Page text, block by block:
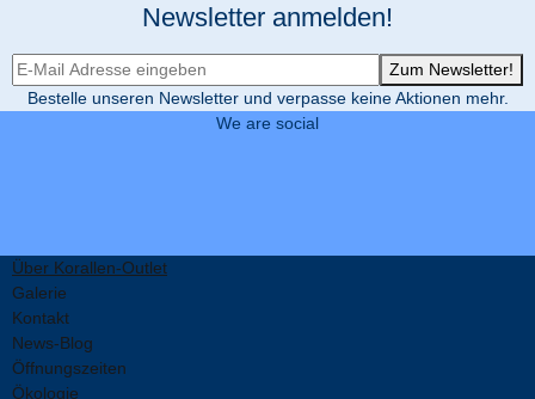
Newsletter anmelden!
Newsletter-Registrierung
Zum Newsletter!
Bestelle unseren Newsletter und verpasse keine Aktionen mehr.
We are social
Über Korallen-Outlet
Galerie
Kontakt
News-Blog
Öffnungszeiten
Ökologie